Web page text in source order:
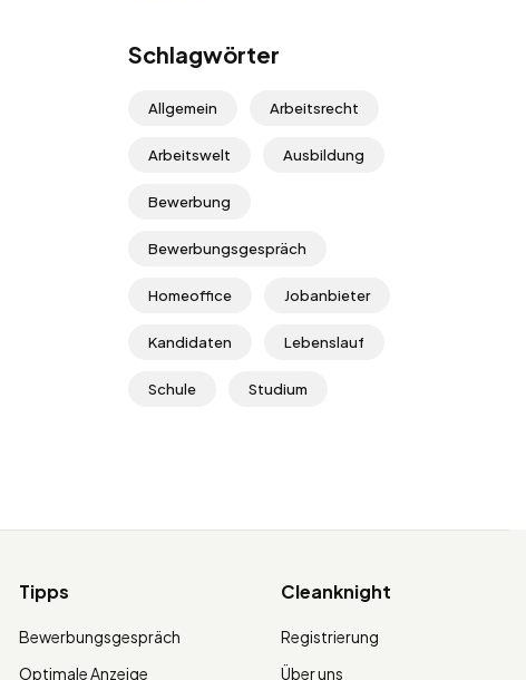
Schlagwörter
Allgemein Arbeitsrecht
Arbeitswelt Ausbildung
Bewerbung
Bewerbungsgespräch
Homeoffice Jobanbieter
Kandidaten Lebenslauf
Schule Studium
Tipps
Bewerbungsgespräch
Optimale Anzeige
Cleanknight
Registrierung
Über uns